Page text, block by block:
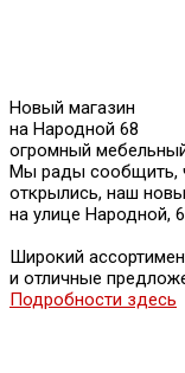
Новый магазин
на Народной 68
огромный
Мы рады сообщить,
открылись, наш
на улице Народной,
Широкий
и отличные
Подробности здесь